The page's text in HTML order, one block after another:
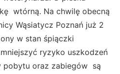
wtórną. Na chwilę obecną
Wąsiatycz Poznań już 2
w stan śpiączki
ryzyko uszkodzeń
pobytu oraz zabiegów są